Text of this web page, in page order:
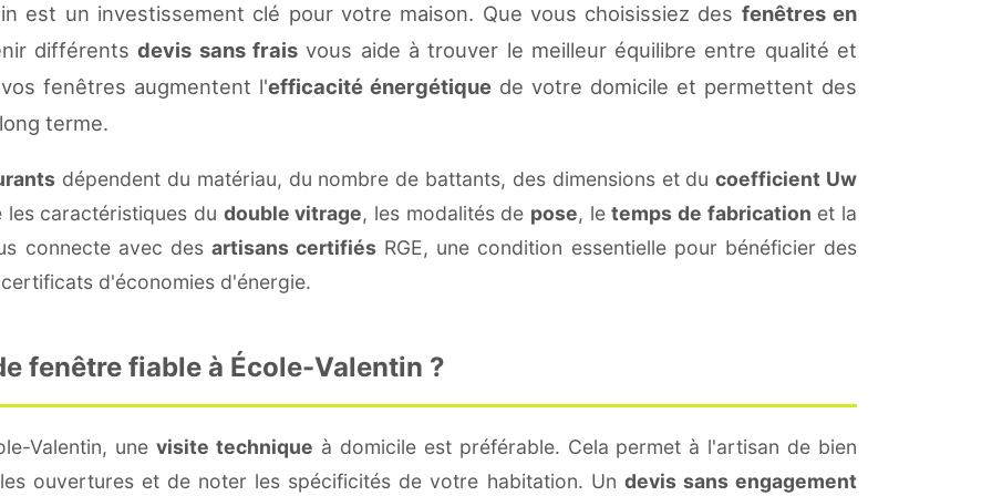
est un investissement clé pour votre maison. Que vous choisissiez des fenêtres en
différentsdevis sans frais vous aide à trouver le meilleur équilibre entre qualité et
fenêtres augmentent l'efficacité énergétique de votre domicile et permettent des
terme.
dépendent du matériau, du nombre de battants, des dimensions et ducoefficient Uw
caractéristiques du double vitrage, les modalités de pose, letemps de fabrication et la
connecte avec des artisans certifiés RGE, une condition essentielle pour bénéficier des
d'économies d'énergie.
fenêtre fiable à École-Valentin ?
Valentin, unevisite technique à domicile est préférable. Cela permet à l'artisan de bien
ouvertures et de noter les spécificités de votre habitation. Un devis sans engagement